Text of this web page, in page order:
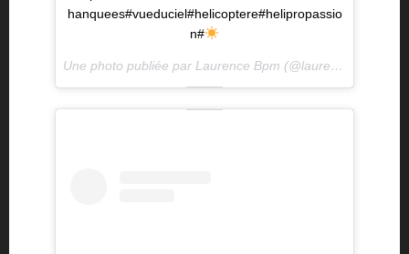
hanquees#vueduciel#helicoptere#helipropassio
n#
Une photo publiée par Laurence Bpm (@laurence.pm) le